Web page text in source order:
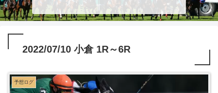
2022/07/10 小倉 1R～6R
予想ログ